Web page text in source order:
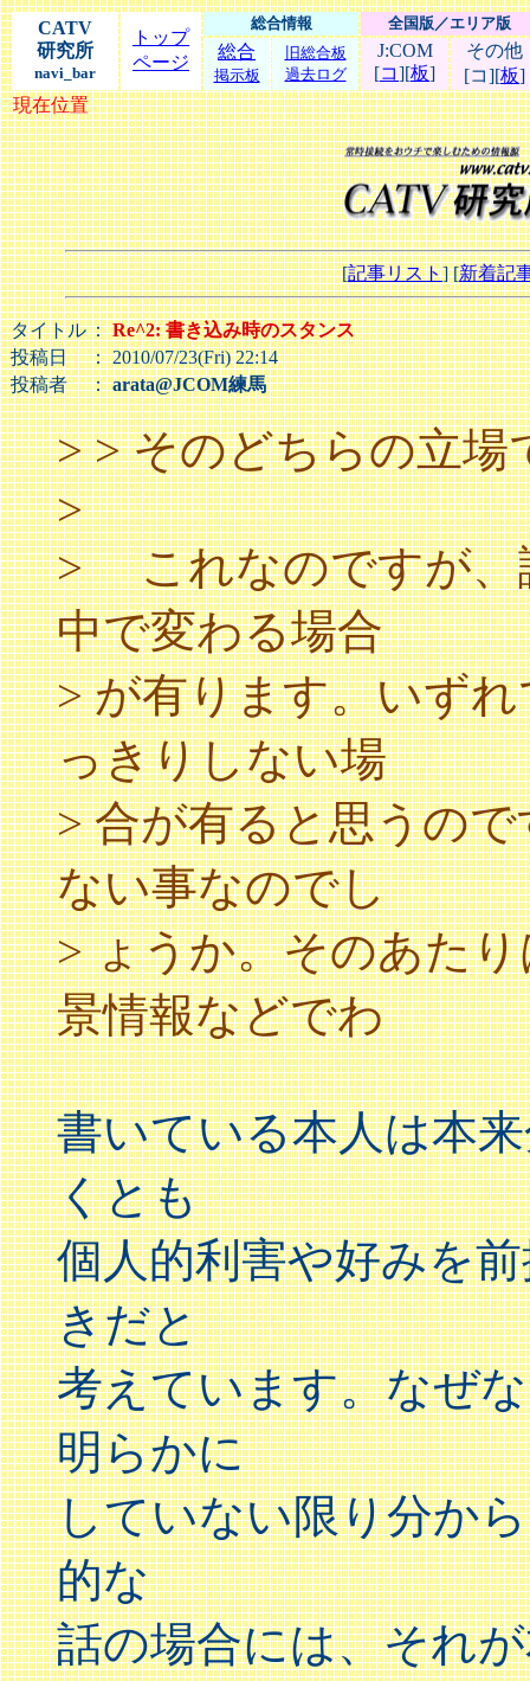
CATV
研究所
navi_bar
トップ
ページ
総合情報 全国版／エリア版
総合
掲示板
旧総合板
過去ログ
J:COM
[コ][板]
その他
[コ][板]
現在位置
[記事リスト] [新着記
タイトル：Re^2: 書き込み時のスタンス
投稿日
： 2010/07/23(Fri) 22:14
投稿者
：arata@JCOM練馬
> > そのどちらの立
>
> これなのですが、
中で変わる場合
> が有ります。いず
っきりしない場
> 合が有ると思うの
ない事なのでし
> ょうか。そのあた
景情報などでわ
書いている本人は本
くとも
個人的利害や好みを
きだと
考えています。なぜ
明らかに
していない限り分か
的な
話の場合には、それ